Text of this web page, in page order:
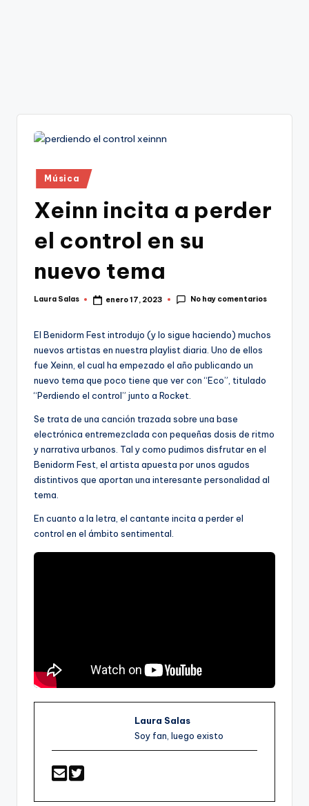
Publicado
en
Música
Xeinn incita a perder
el control en su
nuevo tema
Publicado
Laura Salas enero 17, 2023 No hay comentarios
El Benidorm Fest introdujo (y lo sigue haciendo) muchos
nuevos artistas en nuestra playlist diaria. Uno de ellos
fue Xeinn, el cual ha empezado el año publicando un
nuevo tema que poco tiene que ver con “Eco”, titulado
“Perdiendo el control” junto a Rocket.
Se trata de una canción trazada sobre una base
electrónica entremezclada con pequeñas dosis de ritmo
y narrativa urbanos. Tal y como pudimos disfrutar en el
Benidorm Fest, el artista apuesta por unos agudos
distintivos que aportan una interesante personalidad al
tema.
En cuanto a la letra, el cantante incita a perder el
control en el ámbito sentimental.
Laura Salas
Soy fan, luego existo